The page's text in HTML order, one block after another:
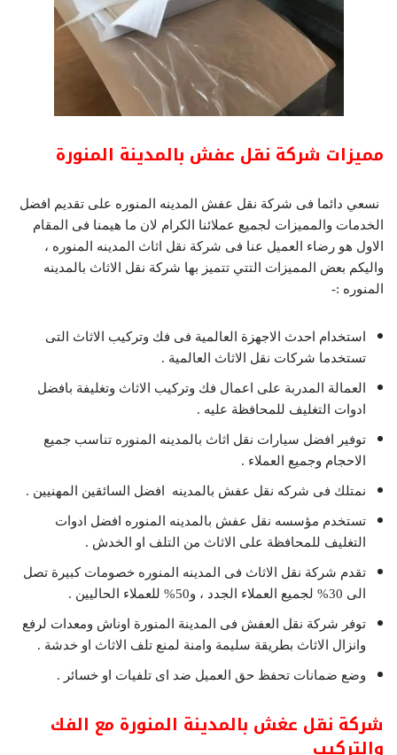
مميزات شركة نقل عفش بالمدينة المنورة
نسعي دائما فى شركة نقل عفش المدينه المنوره على تقديم افضل
الخدمات والمميزات لجميع عملائنا الكرام لان ما هيمنا فى المقام
الاول هو رضاء العميل عنا فى شركة نقل اثاث المدينه المنوره ،
واليكم بعض المميزات التتي تتميز بها شركة نقل الاثاث بالمدينه
المنوره :-
استخدام احدث الاجهزة العالمية فى فك وتركيب الاثاث التى
تستخدما شركات نقل الاثاث العالمية .
العمالة المدربة على اعمال فك وتركيب الاثاث وتغليفة بافضل
ادوات التغليف للمحافظة عليه .
توفير افضل سيارات نقل اثاث بالمدينه المنوره تناسب جميع
الاحجام وجميع العملاء .
نمتلك فى شركه نقل عفش بالمدينه افضل السائقين المهنيين .
تستخدم مؤسسه نقل عفش بالمدينه المنوره افضل ادوات
التغليف للمحافظة على الاثاث من التلف او الخدش .
تقدم شركة نقل الاثاث فى المدينه المنوره خصومات كبيرة تصل
الى 30% لجميع العملاء الجدد ، و50% للعملاء الحاليين .
توفر شركة نقل العفش فى المدينة المنورة اوناش ومعدات لرفع
وانزال الاثاث بطريقة سليمة وامنة لمنع تلف الاثاث او خدشة .
وضع ضمانات تحفظ حق العميل ضد اى تلفيات او خسائر .
شركة نقل عغش بالمدينة المنورة مع الفك
والتركيب